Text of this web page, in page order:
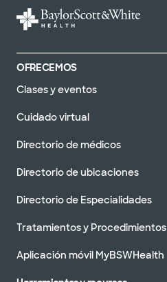
OFRECEMOS
Clases y eventos
Cuidado virtual
Directorio de médicos
Directorio de ubicaciones
Directorio de Especialidades
Tratamientos y Procedimientos
Aplicación móvil MyBSWHealth